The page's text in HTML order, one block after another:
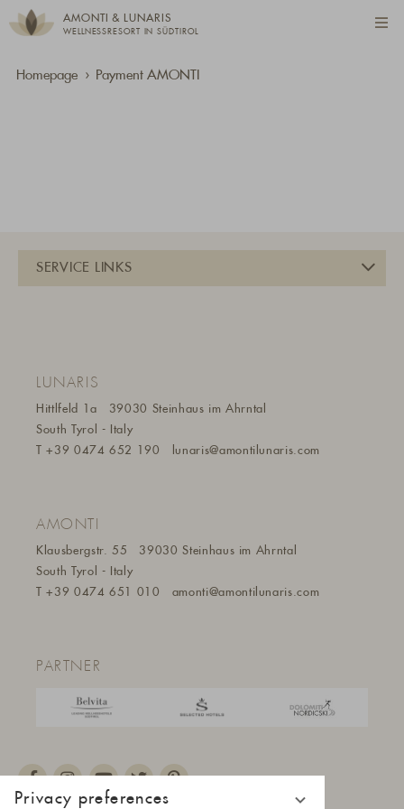
Privacy preferences
AMONTI & LUNARIS
WELLNESSRESORT IN SÜDTIROL
Homepage Payment AMONTI
AMONTI
Klausbergstr. 55
39030 Steinhaus im Ahrntal
South Tyrol - Italy
T+39 0474 651 010 amonti@amontilunaris.com
LUNARIS
Hittlfeld 1a
39030 Steinhaus im Ahrntal
South Tyrol - Italy
T+39 0474 652 190 lunaris@amontilunaris.com
PARTNER